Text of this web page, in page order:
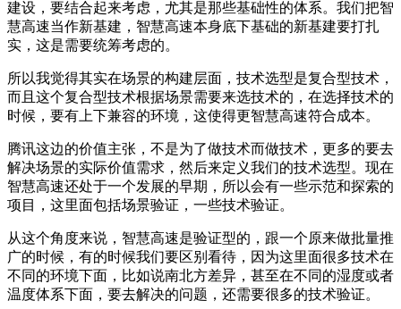
建设，要结合起来考虑，尤其是那些基础性的体系。我们把智
慧高速当作新基建，智慧高速本身底下基础的新基建要打扎
实，这是需要统筹考虑的。
所以我觉得其实在场景的构建层面，技术选型是复合型技术，
而且这个复合型技术根据场景需要来选技术的，在选择技术的
时候，要有上下兼容的环境，这使得更智慧高速符合成本。
腾讯这边的价值主张，不是为了做技术而做技术，更多的要去
解决场景的实际价值需求，然后来定义我们的技术选型。现在
智慧高速还处于一个发展的早期，所以会有一些示范和探索的
项目，这里面包括场景验证，一些技术验证。
从这个角度来说，智慧高速是验证型的，跟一个原来做批量推
广的时候，有的时候我们要区别看待，因为这里面很多技术在
不同的环境下面，比如说南北方差异，甚至在不同的湿度或者
温度体系下面，要去解决的问题，还需要很多的技术验证。